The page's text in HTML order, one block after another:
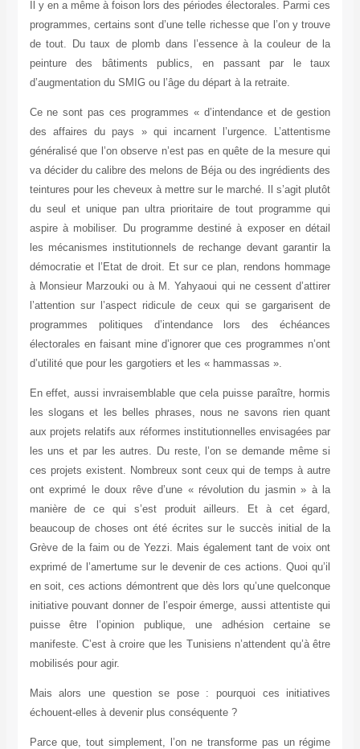
Il y en a même à foison lors des périodes électorales. Parmi ces
programmes, certains sont d’une telle richesse que l’on y trouve
de tout. Du taux de plomb dans l’essence à la couleur de la
peinture des bâtiments publics, en passant par le taux
d’augmentation du SMIG ou l’âge du départ à la retraite.
Ce ne sont pas ces programmes « d’intendance et de gestion
des affaires du pays » qui incarnent l’urgence. L’attentisme
généralisé que l’on observe n’est pas en quête de la mesure qui
va décider du calibre des melons de Béja ou des ingrédients des
teintures pour les cheveux à mettre sur le marché. Il s’agit plutôt
du seul et unique pan ultra prioritaire de tout programme qui
aspire à mobiliser. Du programme destiné à exposer en détail
les mécanismes institutionnels de rechange devant garantir la
démocratie et l’Etat de droit. Et sur ce plan, rendons hommage
à Monsieur Marzouki ou à M. Yahyaoui qui ne cessent d’attirer
l’attention sur l’aspect ridicule de ceux qui se gargarisent de
programmes politiques d’intendance lors des échéances
électorales en faisant mine d’ignorer que ces programmes n’ont
d’utilité que pour les gargotiers et les « hammassas ».
En effet, aussi invraisemblable que cela puisse paraître, hormis
les slogans et les belles phrases, nous ne savons rien quant
aux projets relatifs aux réformes institutionnelles envisagées par
les uns et par les autres. Du reste, l’on se demande même si
ces projets existent. Nombreux sont ceux qui de temps à autre
ont exprimé le doux rêve d’une « révolution du jasmin » à la
manière de ce qui s’est produit ailleurs. Et à cet égard,
beaucoup de choses ont été écrites sur le succès initial de la
Grève de la faim ou de Yezzi. Mais également tant de voix ont
exprimé de l’amertume sur le devenir de ces actions. Quoi qu’il
en soit, ces actions démontrent que dès lors qu’une quelconque
initiative pouvant donner de l’espoir émerge, aussi attentiste qui
puisse être l’opinion publique, une adhésion certaine se
manifeste. C’est à croire que les Tunisiens n’attendent qu’à être
mobilisés pour agir.
Mais alors une question se pose : pourquoi ces initiatives
échouent-elles à devenir plus conséquente ?
Parce que, tout simplement, l’on ne transforme pas un régime